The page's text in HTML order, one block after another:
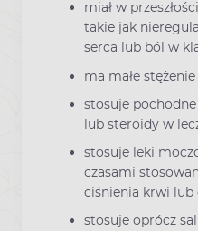
miał w
takie jak
serca lub ból w
ma małe
stosuje
lub steroidy w
stosuje leki
czasami
ciśnienia krwi lub
stosuje oprócz